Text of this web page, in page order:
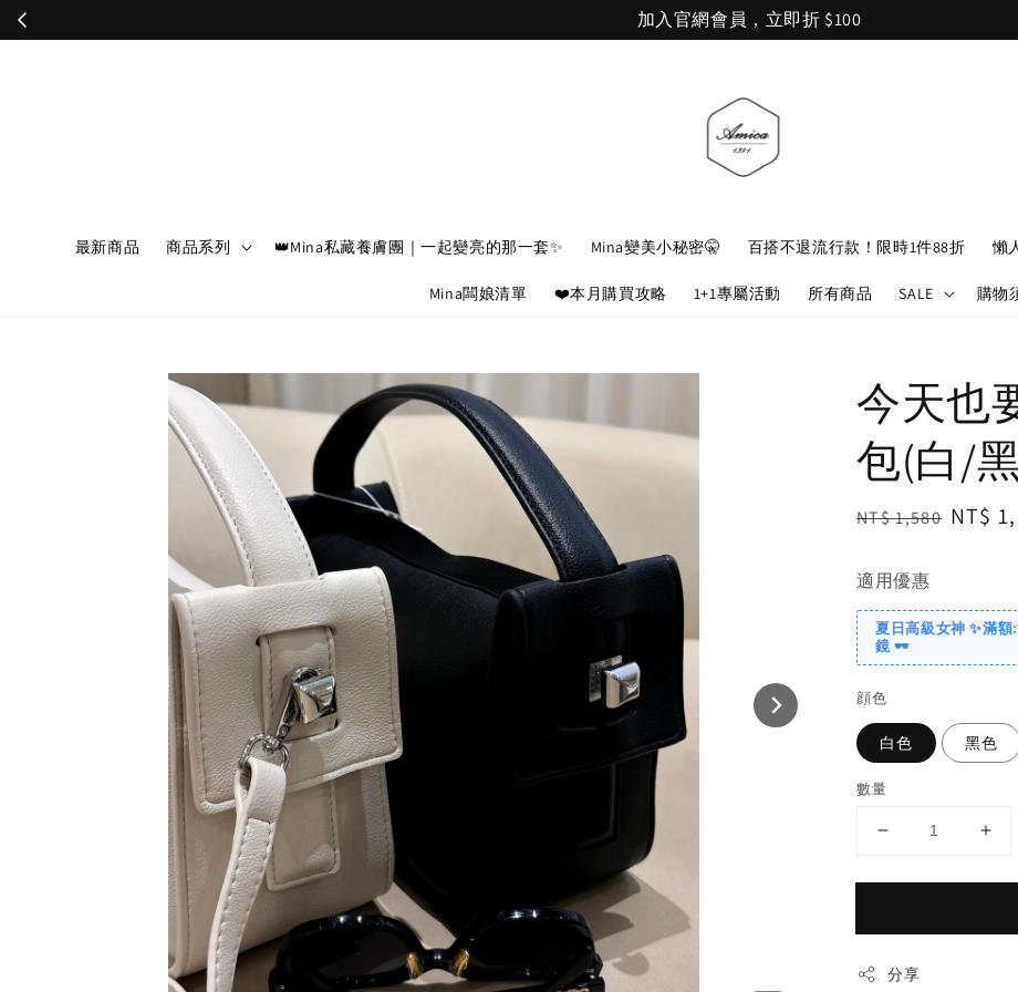
加入官網會員，立即折 $100
最新商品 商品系列 👑Mina私藏養膚團｜一起變亮的那一套✨ Mina變美小秘密🤫 百搭不退流行款！限時1件88折 懶
Mina闆娘清單 ❤️本月購買攻略 1+1專屬活動 所有商品 SALE 購物
今天也
包(白/
Regular
NT$ 1,580 Sale
NT$
適用優惠
夏日高級女神 ✨滿
鏡 🕶️
顔色
白色 黑色
數量
分享